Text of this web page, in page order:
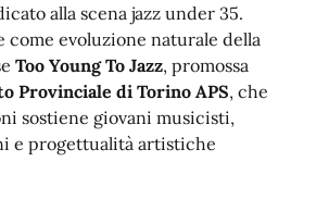
alla scena jazz under 35.
come evoluzione naturale della
Too Young To Jazz, promossa
Provinciale di Torino APS, che
sostiene giovani musicisti,
e progettualità artistiche